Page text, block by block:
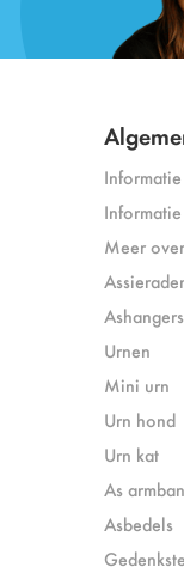
Meer
Ashangers
Urnen
Mini urn
Urn hond
Urn kat
As
Asbedels